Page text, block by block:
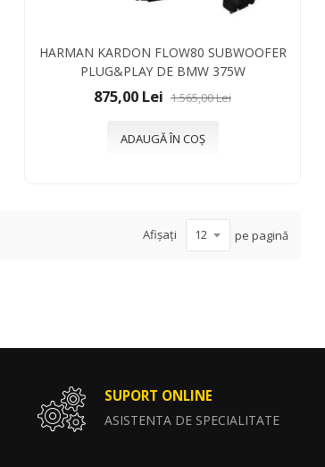
HARMAN KARDON FLOW80 SUBWOOFER
PLUG&PLAY DE BMW 375W
875,00 Lei 1.565,00 Lei
ADAUGĂ ÎN COȘ
Afișați pe pagină
SUPORT ONLINE
ASISTENTA DE SPECIALITATE